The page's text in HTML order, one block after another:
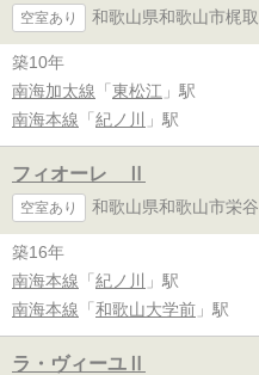
空室あり 和歌山県和歌山市梶取
築10年
南海加太線 「 東松江 」駅
南海本線 「 紀ノ川 」駅
フィオーレ Ⅱ
空室あり 和歌山県和歌山市栄谷
築16年
南海本線 「 紀ノ川
」駅
南海本線 「 和歌山大学前 」駅
ラ・ヴィーユⅡ